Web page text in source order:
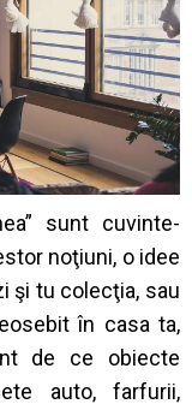
sunt cuvinte-
noţiuni, o idee
şi tu colecţia, sau
în casa ta,
de ce obiecte
auto, farfurii,